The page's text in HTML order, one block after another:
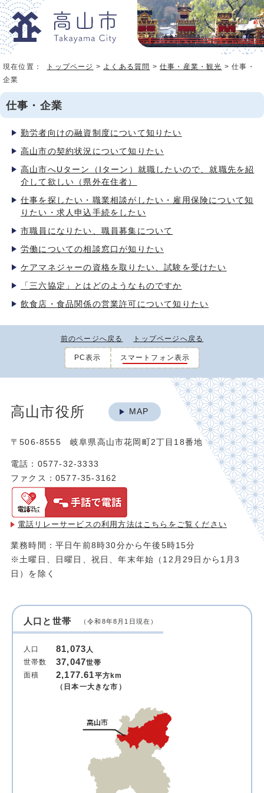
現在位置： トップページ > よくある質問 >仕事・産業・観光 > 仕事・
企業
仕事・企業
勤労者向けの融資制度について知りたい
高山市の契約状況について知りたい
高山市へUターン（Iターン）就職したいので、就職先を紹
介して欲しい（県外在住者）
仕事を探したい・職業相談がしたい・雇用保険について知
りたい・求人申込手続をしたい
市職員になりたい、職員募集について
労働についての相談窓口が知りたい
ケアマネジャーの資格を取りたい、試験を受けたい
「三六協定」とはどのようなものですか
飲食店・食品関係の営業許可について知りたい
前のページへ戻る トップページへ戻る
PC表示 スマートフォン表示
高山市役所 MAP
〒506-8555 岐阜県高山市花岡町2丁目18番地
電話：0577-32-3333
ファクス：0577-35-3162
電話リレーサービスの利用方法は こちらをご覧ください
業務時間：平日午前8時30分から午後5時15分
※土曜日、日曜日、祝日、年末年始（12月29日から1月3
日）を除く
人口と世帯 （令和8年8月1日現在）
人口 81,073人
世帯数
37,047世帯
面積
2,177.61平方km
（日本一大きな市）